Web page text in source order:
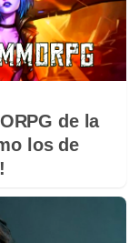
de la
los de